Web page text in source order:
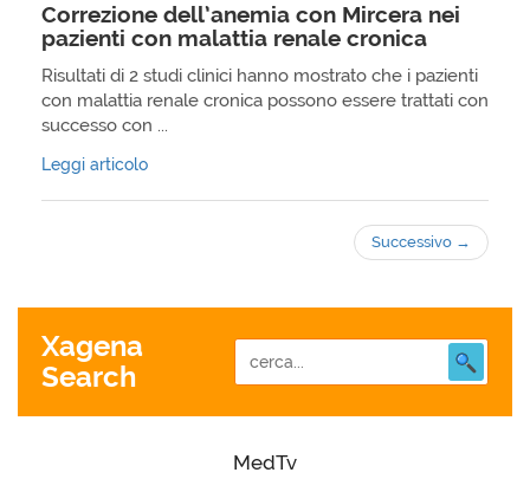
Correzione dell’anemia con Mircera nei
pazienti con malattia renale cronica
Risultati di 2 studi clinici hanno mostrato che i pazienti
con malattia renale cronica possono essere trattati con
successo con ...
Leggi articolo
Successivo →
Xagena
Search
MedTv